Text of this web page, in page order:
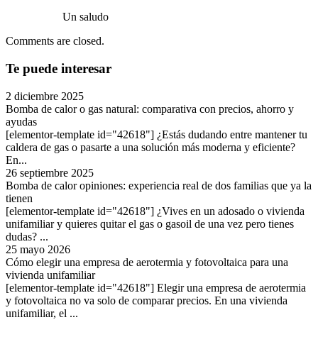
Un saludo
Comments are closed.
Te puede interesar
2 diciembre 2025
Bomba de calor o gas natural: comparativa con precios, ahorro y
ayudas
[elementor-template id="42618"] ¿Estás dudando entre mantener tu
caldera de gas o pasarte a una solución más moderna y eficiente?
En...
26 septiembre 2025
Bomba de calor opiniones: experiencia real de dos familias que ya la
tienen
[elementor-template id="42618"] ¿Vives en un adosado o vivienda
unifamiliar y quieres quitar el gas o gasoil de una vez pero tienes
dudas? ...
25 mayo 2026
Cómo elegir una empresa de aerotermia y fotovoltaica para una
vivienda unifamiliar
[elementor-template id="42618"] Elegir una empresa de aerotermia
y fotovoltaica no va solo de comparar precios. En una vivienda
unifamiliar, el ...